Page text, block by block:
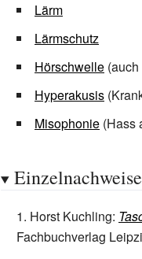
Lärm
Lärmschutz
Hörschwelle
Hyperakusis
Misophonie (Hass
Einzelnachweise
Horst Kuchling:
Fachbuchverlag